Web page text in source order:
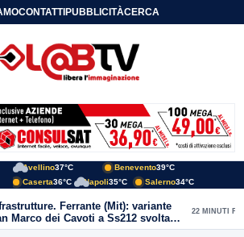
CONTATTIPUBBLICITÀCERCA
Avellino37°C Benevento39°C
Caserta36°C Napoli35°C Salerno34°C
Ferrante (Mit): variante
Marco dei Cavoti a Ss212 svolta
il Sannio. Avanti con rilancio aree
22 MINUTI FA